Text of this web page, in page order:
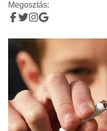
Megosztás: